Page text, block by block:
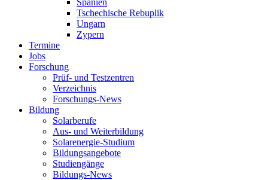
Spanien
Tschechische Rebuplik
Ungarn
Zypern
Termine
Jobs
Forschung
Prüf- und Testzentren
Verzeichnis
Forschungs-News
Bildung
Solarberufe
Aus- und Weiterbildung
Solarenergie-Studium
Bildungsangebote
Studiengänge
Bildungs-News